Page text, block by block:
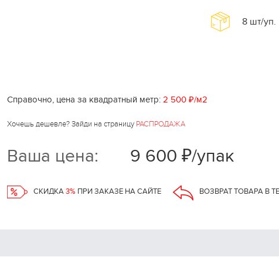
8 шт/уп.
Справочно, цена за квадратный метр: 2 500 ₽/м2
Хочешь дешевле? Зайди на страницу РАСПРОДАЖА
Ваша цена: 9 600 ₽/упак
СКИДКА3% ПРИ ЗАКАЗЕ НА САЙТЕ ВОЗВРАТ ТОВАРА В